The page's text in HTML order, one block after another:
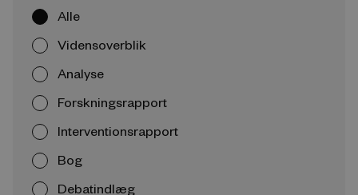
Alle
Vidensoverblik
Analyse
Forskningsrapport
Interventionsrapport
Bog
Debatindlæg